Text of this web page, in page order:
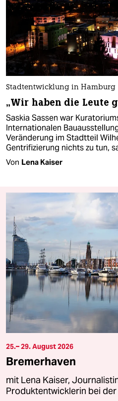
Stadtentwicklung in Hamburg
„Wir haben die Leute
Saskia Sassen war
Internationalen
Veränderung im Stadtteil
Gentrifizierung nichts zu tun,
Von Lena Kaiser
25.– 29. August 2026
Bremerhaven
mit Lena Kaiser,
Produktentwicklerin bei der